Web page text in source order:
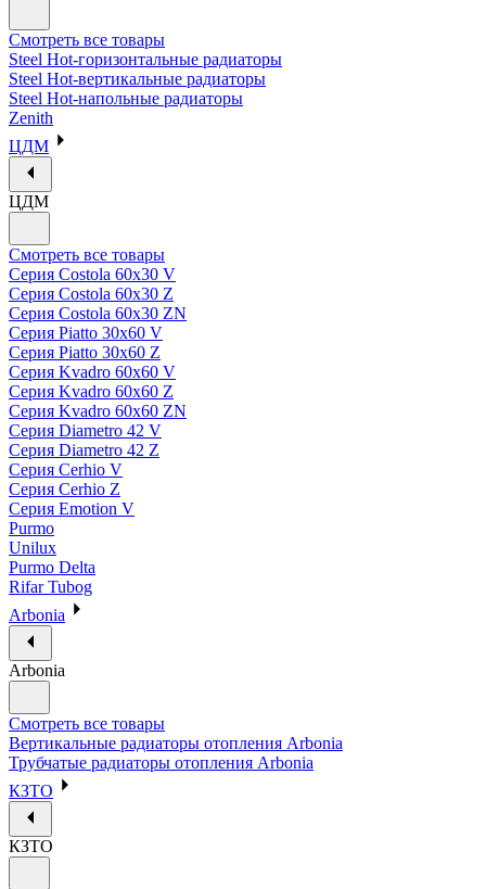
Смотреть все товары
Steel Hot-горизонтальные радиаторы
Steel Hot-вертикальные радиаторы
Steel Hot-напольные радиаторы
Zenith
ЦДМ
ЦДМ
Смотреть все товары
Серия Costola 60х30 V
Серия Costola 60х30 Z
Серия Costola 60х30 ZN
Серия Piatto 30х60 V
Серия Piatto 30х60 Z
Серия Kvadro 60х60 V
Серия Kvadro 60х60 Z
Серия Kvadro 60х60 ZN
Серия Diametro 42 V
Серия Diametro 42 Z
Серия Cerhio V
Серия Cerhio Z
Серия Emotion V
Purmo
Unilux
Purmo Delta
Rifar Tubog
Arbonia
Arbonia
Смотреть все товары
Вертикальные радиаторы отопления Arbonia
Трубчатые радиаторы отопления Arbonia
КЗТО
КЗТО